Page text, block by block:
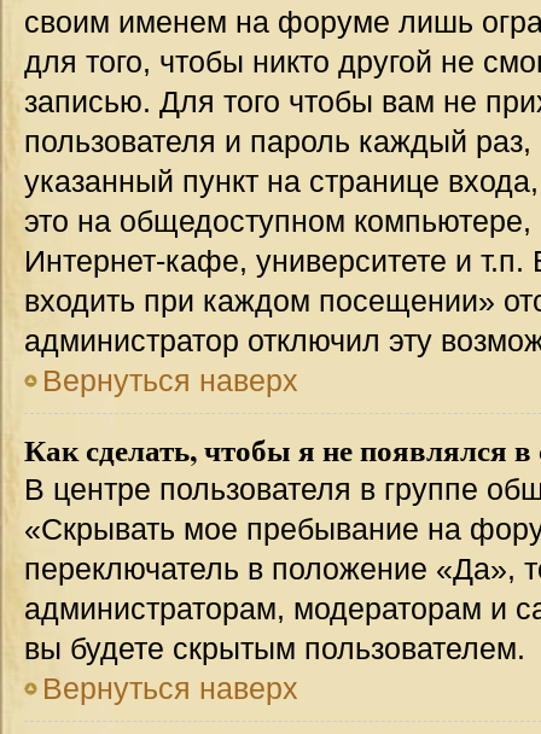
своим именем на форуме лишь
для того, чтобы никто другой не
записью. Для того чтобы вам не
пользователя и пароль каждый
указанный пункт на странице
это на общедоступном
Интернет-кафе, университете и т.п.
входить при каждом посещении»
администратор отключил эту
Вернуться наверх
Как сделать, чтобы я не появлялся
В центре пользователя в группе
«Скрывать мое пребывание на
переключатель в положение «Да»,
администраторам, модераторам и
вы будете скрытым пользователем.
Вернуться наверх